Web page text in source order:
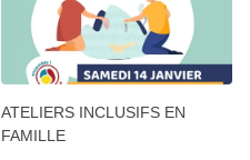
ATELIERS INCLUSIFS EN
FAMILLE